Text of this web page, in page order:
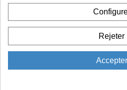
Rejeter
Accepter